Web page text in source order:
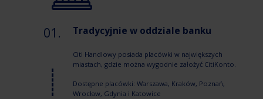
01. Tradycyjnie w oddziale banku
Citi Handlowy posiada placówki w największych
miastach, gdzie można wygodnie założyć CitiKonto.
Dostępne placówki: Warszawa, Kraków, Poznań,
Wrocław, Gdynia i Katowice